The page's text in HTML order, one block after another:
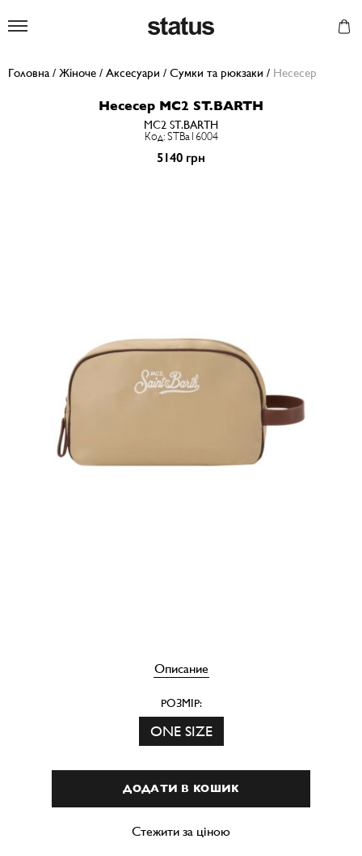
Головна / Жіноче / Аксесуари / Сумки та рюкзаки / Несесер
Несесер MC2 ST.BARTH
MC2 ST.BARTH
Код: STBa16004
5140 грн
Описание
РОЗМІР:
ONE SIZE
ДОДАТИ В КОШИК
Стежити за ціною